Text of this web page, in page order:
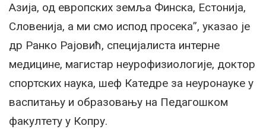
Азија, од европских земља Финска, Естонија,
Словенија, а ми смо испод просека”, указао је
др Ранко Рајовић, специјалиста интерне
медицине, магистар неурофизиологије, доктор
спортских наука, шеф Катедре за неуронауке у
васпитању и образовању на Педагошком
факултету у Копру.